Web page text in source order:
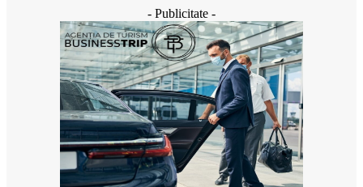
- Publicitate -